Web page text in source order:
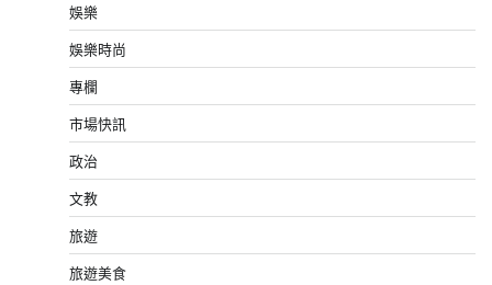
娛樂
娛樂時尚
專欄
市場快訊
政治
文教
旅遊
旅遊美食